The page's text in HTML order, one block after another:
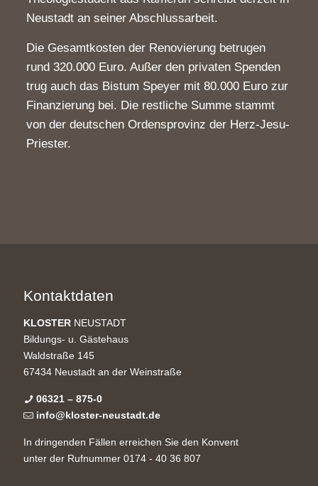
Neustadt an seiner Abschlussarbeit.
Die Gesamtkosten der Renovierung betrugen
rund 320.000 Euro. Außer den privaten Spenden
trug auch das Bistum Speyer mit 80.000 Euro zur
Finanzierung bei. Die restliche Summe stammt
von der deutschen Ordensprovinz der Herz-Jesu-
Priester.
Kontaktdaten
KLOSTER NEUSTADT
Bildungs- u. Gästehaus
Waldstraße 145
67434 Neustadt an der Weinstraße
06321 – 875-0
info@kloster-neustadt.de
In dringenden Fällen erreichen Sie den Konvent
unter der Rufnummer 0174 - 40 36 807